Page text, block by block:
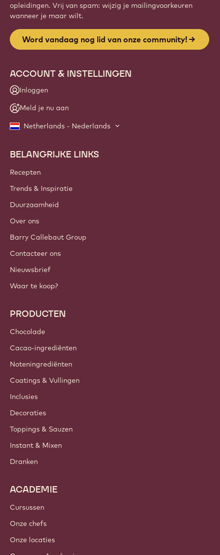
opleidingen. Vrij van spam: wijzig je mailingvoorkeuren
wanneer je maar wilt.
Word vandaag nog lid van onze community!
ACCOUNT & INSTELLINGEN
Inloggen
Meld je nu aan
Netherlands - Nederlands
Footer
Callebaut
BELANGRIJKE LINKS
Recepten
Trends & Inspiratie
Duurzaamheid
Over ons
Barry Callebaut Group
Contacteer ons
Nieuwsbrief
Waar te koop?
PRODUCTEN
Chocolade
Cacao-ingrediënten
Noteningrediënten
Coatings & Vullingen
Inclusies
Decoraties
Toppings & Sauzen
Instant & Mixen
Dranken
ACADEMIE
Cursussen
Onze chefs
Onze locaties